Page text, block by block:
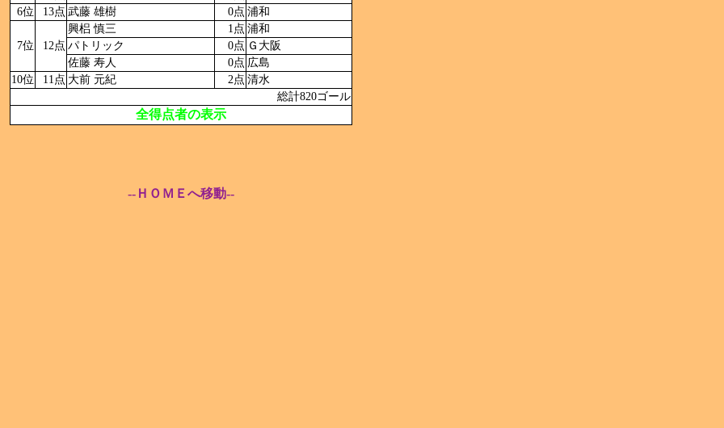
6位
13点 武藤 雄樹 0点 浦和
7位 12点
興梠 慎三 1点 浦和
パトリック
0点 Ｇ大阪
佐藤 寿人
0点 広島
10位
11点 大前 元紀 2点 清水
総計820ゴール
全得点者の表示
--ＨＯＭＥへ移動--